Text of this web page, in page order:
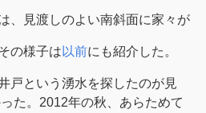
、見渡しのよい南斜面に家々が
の様子は 以前にも紹介した。
戸という湧水を探したのが見
た。2012年の秋、あらためて